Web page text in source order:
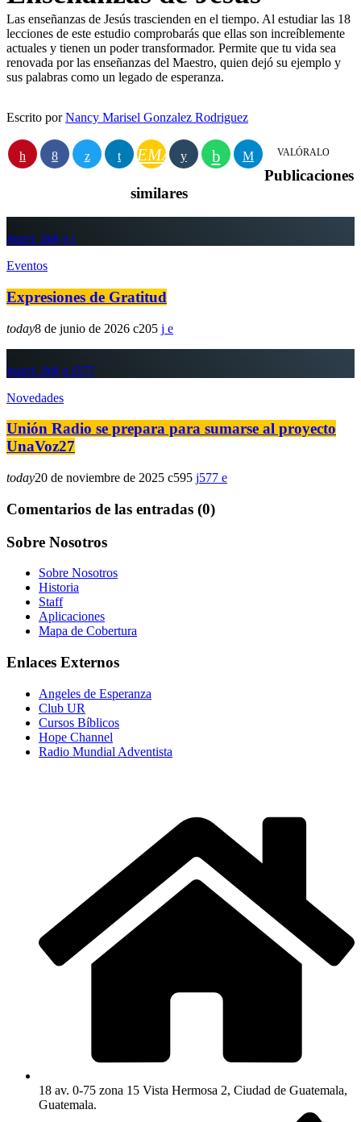
Las enseñanzas de Jesús trascienden en el tiempo. Al estudiar las 18
lecciones de este estudio comprobarás que ellas son increíblemente
actuales y tienen un poder transformador. Permite que tu vida sea
renovada por las enseñanzas del Maestro, quien dejó su ejemplo y
sus palabras como un legado de esperanza.
Escrito porNancy Marisel Gonzalez Rodriguez
EMAIL VALÓRALO
Publicaciones
similares
insert_link
Eventos
Expresiones de Gratitud
today8 de junio de 2026 205
insert_link
577
Novedades
Unión Radio se prepara para sumarse al proyecto
UnaVoz27
today20 de noviembre de 2025 595 577
Comentarios de las entradas (0)
Sobre Nosotros
Sobre Nosotros
Historia
Staff
Aplicaciones
Mapa de Cobertura
Enlaces Externos
Angeles de Esperanza
Club UR
Cursos Bíblicos
Hope Channel
Radio Mundial Adventista
18 av. 0-75 zona 15 Vista Hermosa 2, Ciudad de Guatemala,
Guatemala.